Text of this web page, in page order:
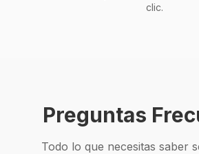
clic.
Preguntas
Todo lo que necesitas saber